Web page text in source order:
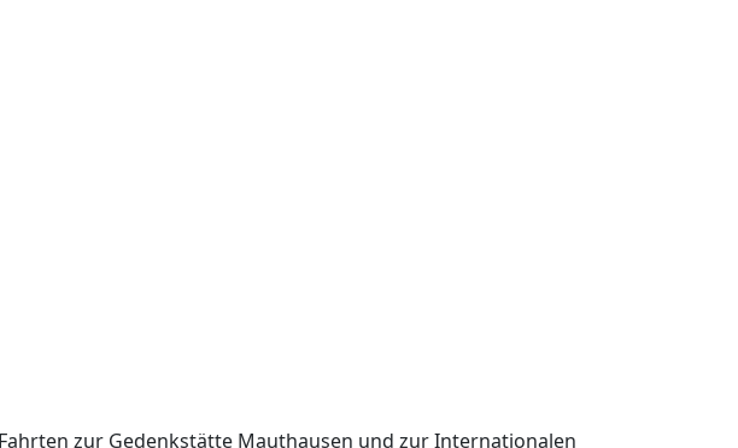
zur Gedenkstätte Mauthausen und zur Internationalen